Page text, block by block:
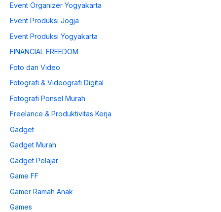
Event Organizer Yogyakarta
Event Produksi Jogja
Event Produksi Yogyakarta
FINANCIAL FREEDOM
Foto dan Video
Fotografi & Videografi Digital
Fotografi Ponsel Murah
Freelance & Produktivitas Kerja
Gadget
Gadget Murah
Gadget Pelajar
Game FF
Gamer Ramah Anak
Games